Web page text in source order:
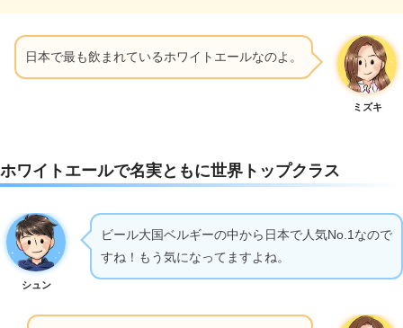
日本で最も飲まれているホワイトエールなのよ。
ミズキ
ホワイトエールで名実ともに世界トップクラス
シュン
ビール大国ベルギーの中から日本で人気No.1なので
すね！もう気になってますよね。